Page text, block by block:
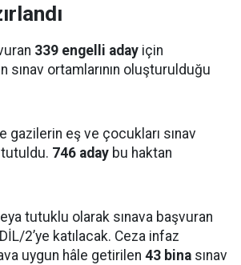
339 engelli aday için
sınav ortamlarının oluşturulduğu
gazilerin eş ve çocukları sınav
746 aday bu haktan
tutuklu olarak sınava başvuran
2’ye katılacak. Ceza infaz
uygun hâle getirilen 43 bina sınav